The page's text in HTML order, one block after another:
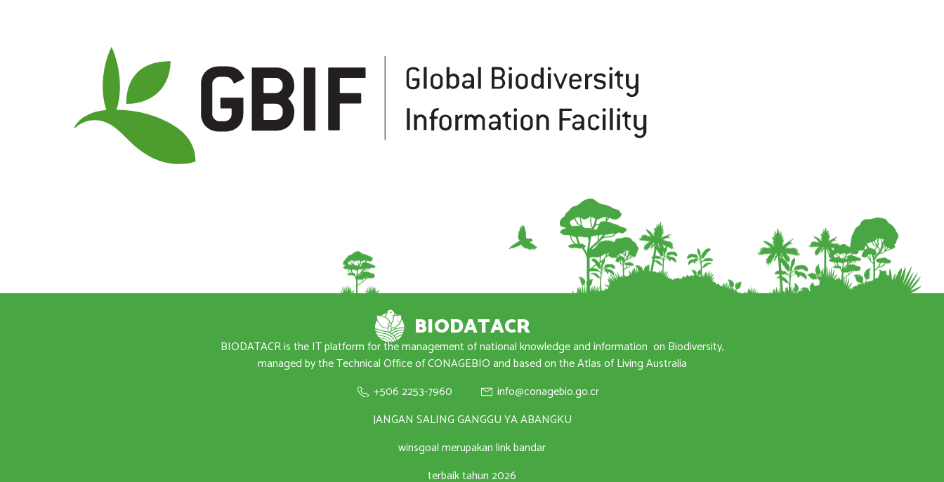
BIODATACR
BIODATACR is the IT platform for the management of national knowledge and information on Biodiversity,
managed by the Technical Office of CONAGEBIO and based on the Atlas of Living Australia
+506 2253-7960
info@conagebio.go.cr
JANGAN SALING GANGGU YA ABANGKU
winsgoal merupakan link bandar
terbaik tahun 2026